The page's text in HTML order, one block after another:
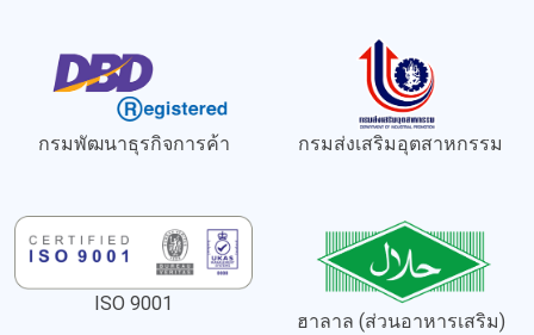
กรมพัฒนาธุรกิจการค้า กรมส่งเสริมอุตสาหกรรม
ISO 9001
ฮาลาล (ส่วนอาหารเสริม)